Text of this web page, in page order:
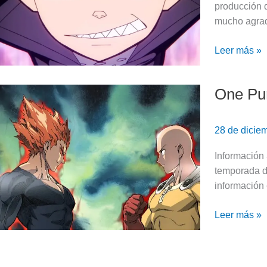
producción
mucho
ACERCA
Leer más »
One
28 de
temporada
información
One
temporada
3
Parte
2
Fecha
Leer más »